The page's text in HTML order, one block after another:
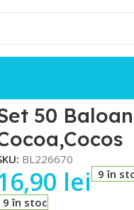
50
BL226670
lei
9 în
9 în stoc